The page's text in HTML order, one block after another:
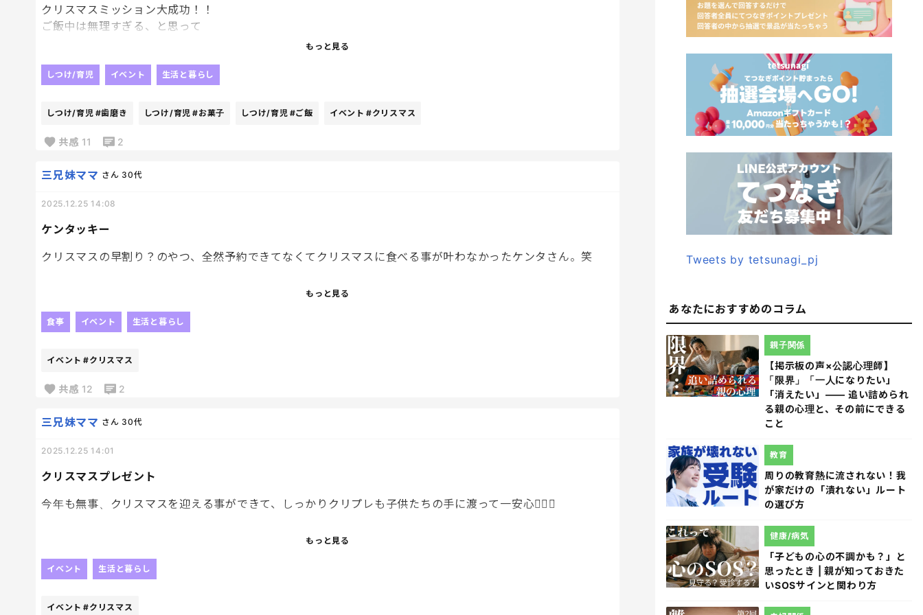
クリスマスミッション大成功！！
ご飯中は無理すぎる、と思って
あとから一緒に入って
必死になった😂
大満足でプレゼント🎁開封して
今までで一番のクリスマスだったらしい🎅笑
今日はどれを食べようか吟味中…😂
これだけ笑顔になってくれたら
昨日の歯磨き中は
いつもよりはシャカシャカ🦷。
いや一年持続してくれないと困るんだが！😂
もっと見る
しつけ/育児 イベント 生活と暮らし
しつけ/育児 #歯磨き しつけ/育児 #お菓子 しつけ/育児 #ご飯 イベント #クリスマス
共感 11 2
ケンタッキー
三兄妹ママ さん 30代
2025.12.25 14:08
クリスマスの早割り？のやつ、全然予約できてなくてクリスマスに食べる事が叶わなかったケンタさん。笑
まあ、クリスマスに絶対たべないと！！って感じでとないからいいんだけど、、、
週末、ケンタとFOLのタルトケーキ買って、ちょい遅めのクリスマスパーティーをしようと思っている！！✨
ケンタのことしか考えてないから楽しみすぎる。笑
もっと見る
食事 イベント 生活と暮らし
イベント #クリスマス
共感 12 2
クリスマスプレゼント
三兄妹ママ さん 30代
2025.12.25 14:01
今年も無事、クリスマスを迎える事ができて、しっかりクリプレも子供たちの手に渡って一安心😮‍💨💓
もっと見る
イベント 生活と暮らし
イベント #クリスマス
Tweets by tetsunagi_pj
あなたにおすすめのコラム
【掲示板の声×公認心理師】
「限界」「一人になりたい」
「消えたい」―― 追い詰められ
る親の心理と、その前にできる
こと
親子関係
周りの教育熱に流されない！我
が家だけの「潰れない」ルート
の選び方
教育
「子どもの心の不調かも？」と
思ったとき | 親が知っておきた
いSOSサインと関わり方
健康/病気